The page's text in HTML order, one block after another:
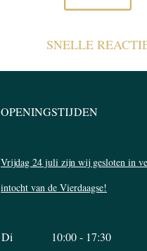
SNELLE
OPENINGSTIJDEN
Vrijdag 24 juli zijn wij gesloten in
intocht van de Vierdaagse!
Di
10:00 - 17:30